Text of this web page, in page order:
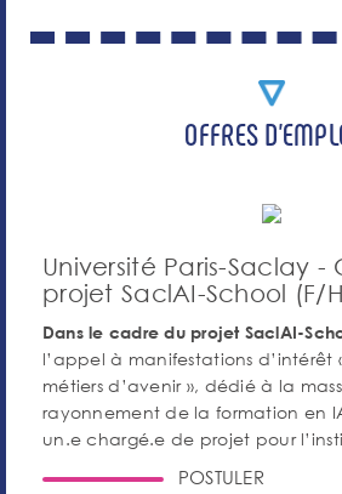
OFFRES
Université Paris-Saclay
projet SaclAI-School (F/
Dans le cadre du projet SaclAI-
l’appel à manifestations d’intérêt
métiers d’avenir », dédié à la
rayonnement de la formation en
un.e chargé.e de projet pour
POSTULER